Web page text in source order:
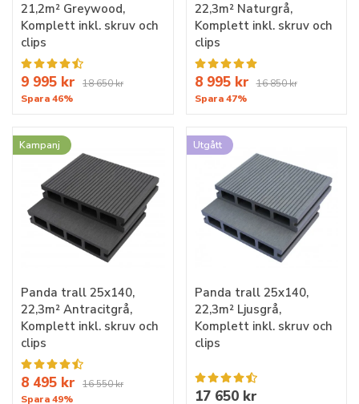
21,2m² Greywood,
Komplett inkl. skruv och
clips
9 995 kr
18 650 kr
Spara 46%
22,3m² Naturgrå,
Komplett inkl. skruv och
clips
8 995 kr 16 850 kr
Spara 47%
Kampanj
Panda trall 25x140,
22,3m² Antracitgrå,
Komplett inkl. skruv och
clips
8 495 kr
16 550 kr
Spara 49%
Utgått
Panda trall 25x140,
22,3m² Ljusgrå,
Komplett inkl. skruv och
clips
17 650 kr